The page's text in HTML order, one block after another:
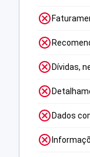
Dívidas,
Dados